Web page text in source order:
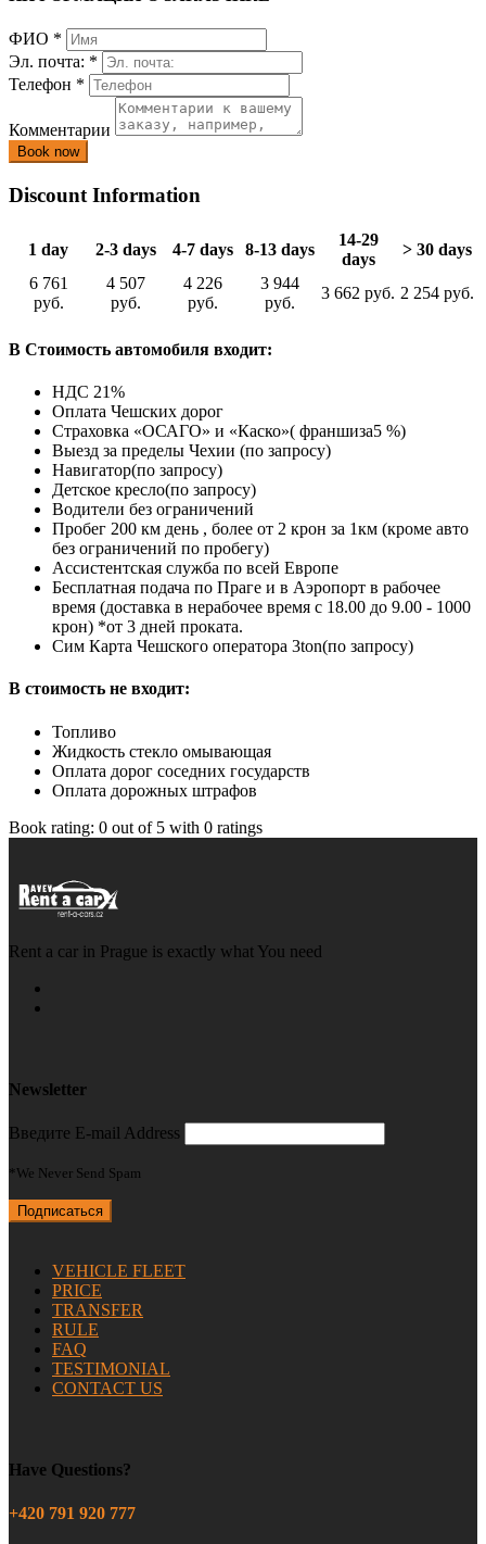
ФИО *
Эл. почта: *
Телефон *
Комментарии
Discount Information
1 day 2-3 days 4-7 days 8-13 days
14-29
days
> 30 days
6 761
руб.
4 507
руб.
4 226
руб.
3 944
руб.
3 662 руб. 2 254 руб.
В Стоимость автомобиля входит:
НДС 21%
Оплата Чешских дорог
Страховка «ОСАГО» и «Каско»( франшиза5 %)
Выезд за пределы Чехии (по запросу)
Навигатор(по запросу)
Детское кресло(по запросу)
Водители без ограничений
Пробег 200 км день , более от 2 крон за 1км (кроме авто
без ограничений по пробегу)
Ассистентская служба по всей Европе
Бесплатная подача по Праге и в Аэропорт в рабочее
время (доставка в нерабочее время с 18.00 до 9.00 - 1000
крон) *от 3 дней проката.
Cим Карта Чешского оператора 3ton(по запросу)
В стоимость не входит:
Топливо
Жидкость стекло омывающая
Оплата дорог соседних государств
Оплата дорожных штрафов
Book rating: 0 out of 5 with 0 ratings
Rent a car in Prague is exactly what You need
Newsletter
Введите E-mail Address
*We Never Send Spam
VEHICLE FLEET
PRICE
TRANSFER
RULE
FAQ
TESTIMONIAL
CONTACT US
Have Questions?
+420 791 920 777